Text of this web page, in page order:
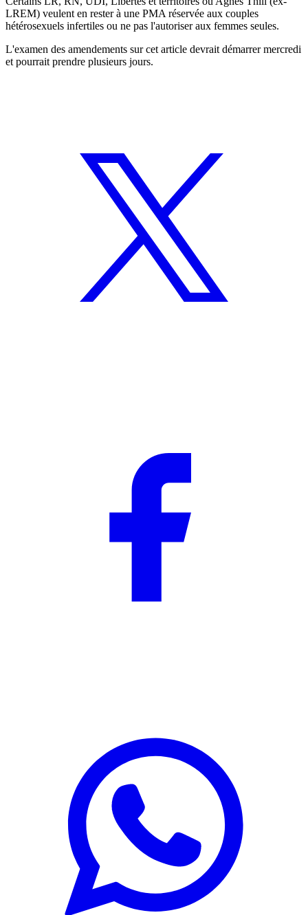
LREM) veulent en rester à une PMA réservée aux couples
hétérosexuels infertiles ou ne pas l'autoriser aux femmes seules.
L'examen des amendements sur cet article devrait démarrer mercredi
et pourrait prendre plusieurs jours.